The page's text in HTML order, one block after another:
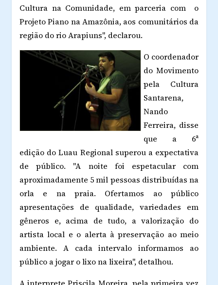
Cultura na Comunidade, em parceria com o
Projeto Piano na Amazônia, aos comunitários da
região do rio Arapiuns", declarou.
O coordenador
do Movimento
pela Cultura
Santarena,
Nando
Ferreira, disse
que a 6ª
edição do Luau Regional superou a expectativa
de público. "A noite foi espetacular com
aproximadamente 5 mil pessoas distribuídas na
orla e na praia. Ofertamos ao público
apresentações de qualidade, variedades em
gêneros e, acima de tudo, a valorização do
artista local e o alerta à preservação ao meio
ambiente. A cada intervalo informamos ao
público a jogar o lixo na lixeira", detalhou.